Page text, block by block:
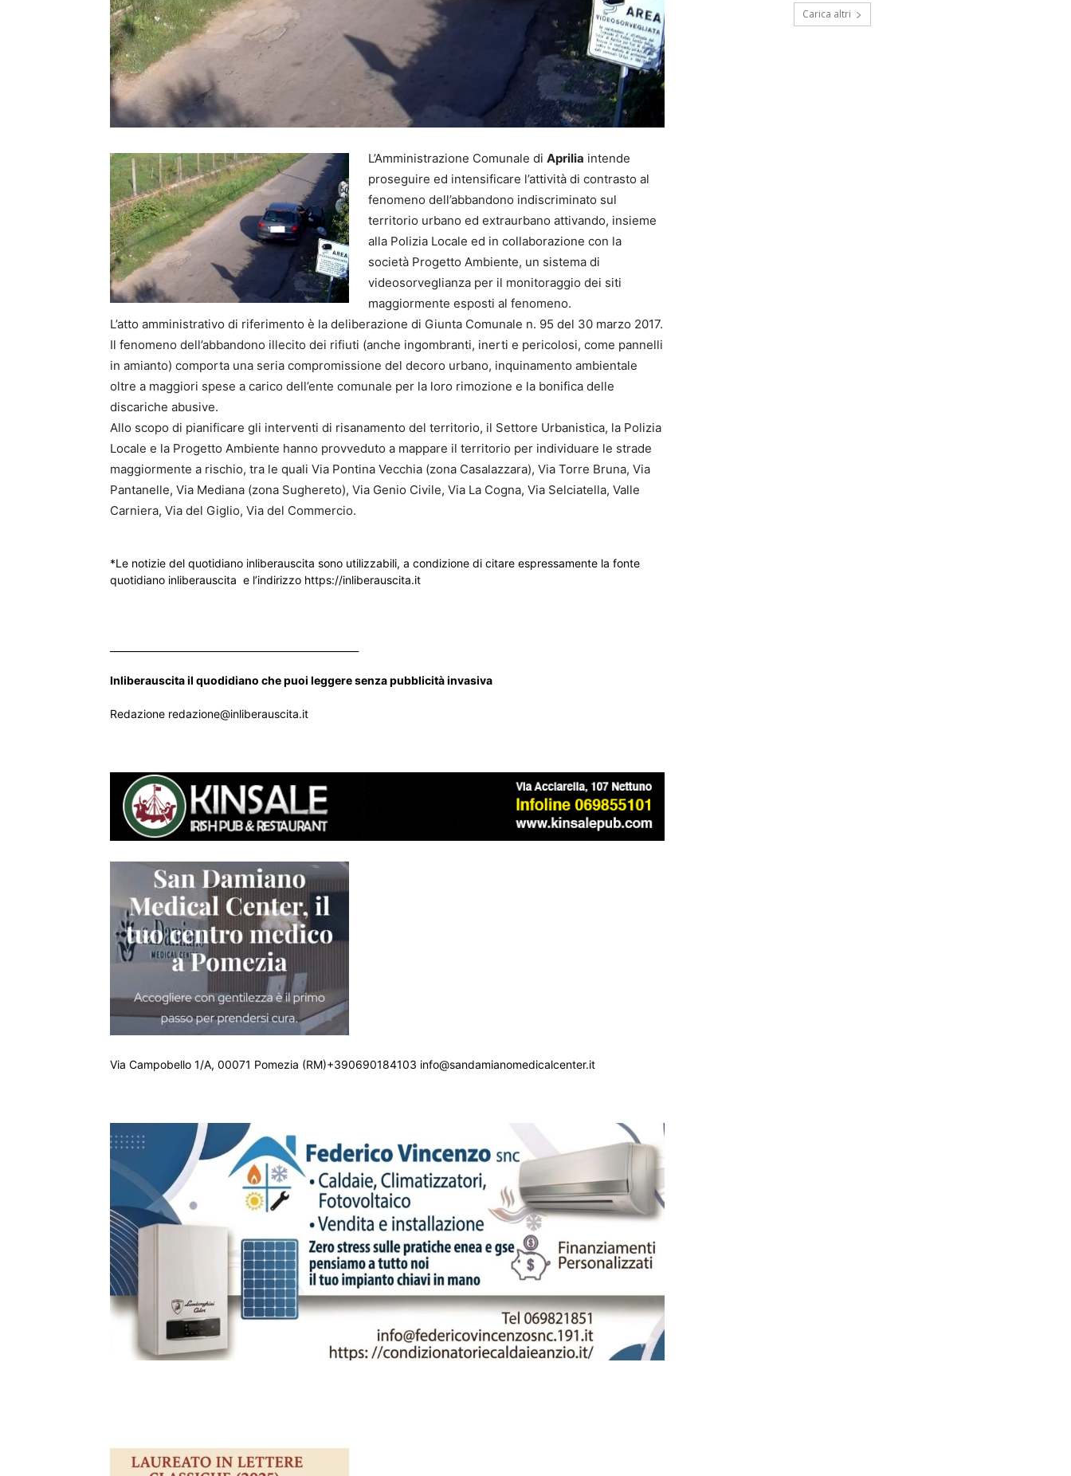
L’Amministrazione Comunale di Aprilia intende
proseguire ed intensificare l’attività di contrasto al
fenomeno dell’abbandono indiscriminato sul
territorio urbano ed extraurbano attivando, insieme
alla Polizia Locale ed in collaborazione con la
società Progetto Ambiente, un sistema di
videosorveglianza per il monitoraggio dei siti
maggiormente esposti al fenomeno.
L’atto amministrativo di riferimento è la deliberazione di Giunta Comunale n. 95 del 30 marzo 2017.
Il fenomeno dell’abbandono illecito dei rifiuti (anche ingombranti, inerti e pericolosi, come pannelli
in amianto) comporta una seria compromissione del decoro urbano, inquinamento ambientale
oltre a maggiori spese a carico dell’ente comunale per la loro rimozione e la bonifica delle
discariche abusive.
Allo scopo di pianificare gli interventi di risanamento del territorio, il Settore Urbanistica, la Polizia
Locale e la Progetto Ambiente hanno provveduto a mappare il territorio per individuare le strade
maggiormente a rischio, tra le quali Via Pontina Vecchia (zona Casalazzara), Via Torre Bruna, Via
Pantanelle, Via Mediana (zona Sughereto), Via Genio Civile, Via La Cogna, Via Selciatella, Valle
Carniera, Via del Giglio, Via del Commercio.
*Le notizie del quotidiano inliberauscita sono utilizzabili, a condizione di citare espressamente la fonte
quotidiano inliberauscita e l’indirizzo https://inliberauscita.it
Inliberauscita il quodidiano che puoi leggere senza pubblicità invasiva
Redazione redazione@inliberauscita.it
Via Campobello 1/A, 00071 Pomezia (RM)+390690184103 info@sandamianomedicalcenter.it
Carica altri